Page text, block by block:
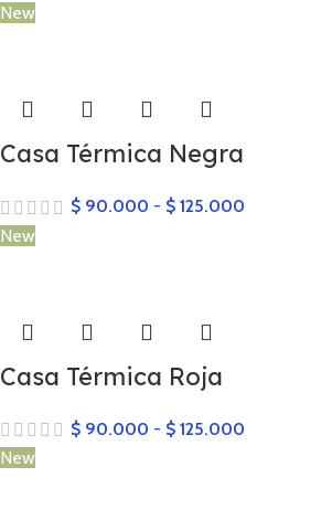
New
Casa Térmica Negra
$ 90.000 - $ 125.000
New
Casa Térmica Roja
$ 90.000 - $ 125.000
New